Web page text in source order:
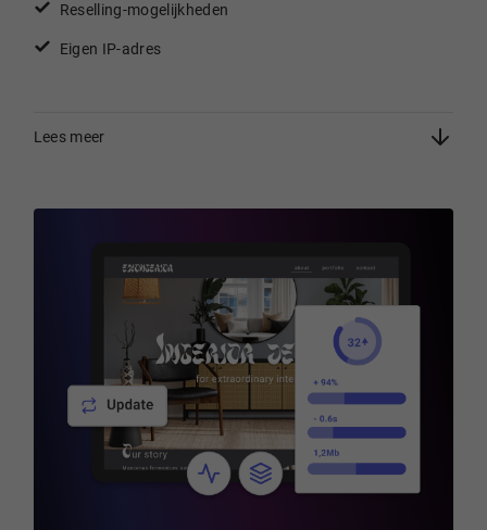
Reselling-mogelijkheden
Eigen IP-adres
Lees meer